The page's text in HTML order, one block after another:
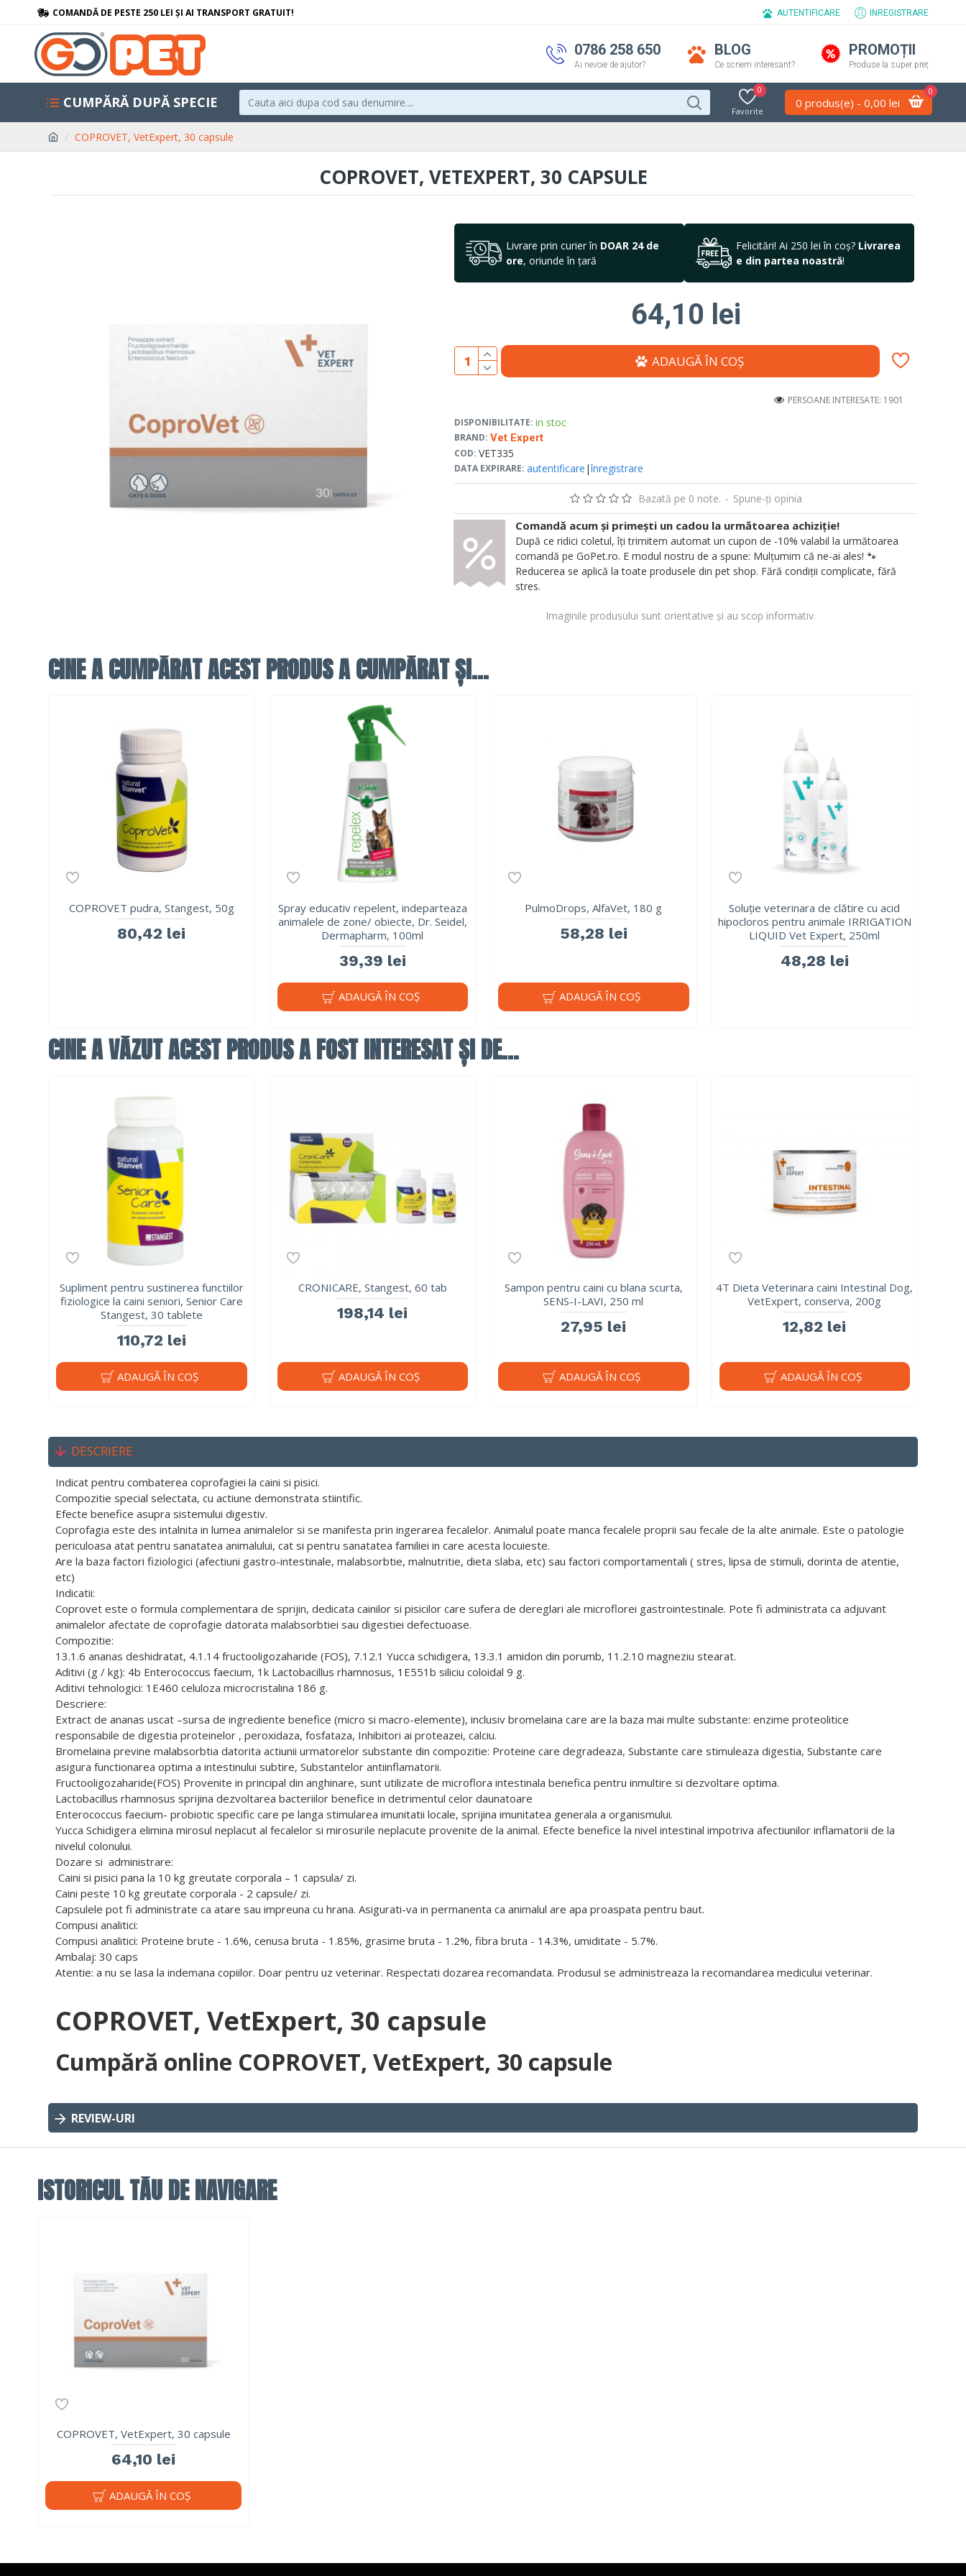
COMANDĂ DE PESTE 250 LEI ȘI AI TRANSPORT GRATUIT! AUTENTIFICARE INREGISTRARE
0786 258 650
Ai nevoie de ajutor?
BLOG
Ce scriem interesant?
PROMOȚII
Produse la super preț
CUMPĂRĂ DUPĂ SPECIE
Favorite
0
0 produs(e) - 0,00 lei
0
COPROVET, VetExpert, 30 capsule
COPROVET, VETEXPERT, 30 CAPSULE
Livrare prin curier în DOAR 24 de
ore, oriunde în țară
Felicitări! Ai 250 lei în coș? Livrarea
e din partea noastră!
DISPONIBILITATE: in stoc
BRAND: Vet Expert
COD: VET335
DATA EXPIRARE: autentificare |înregistrare
PERSOANE INTERESATE: 1901
Bazată pe 0 note. - Spune-ţi opinia
64,10 lei
ADAUGĂ ÎN COŞ
Imaginile produsului sunt orientative și au scop informativ.
Comandă acum și primești un cadou la următoarea achiziție!
După ce ridici coletul, îți trimitem automat un cupon de -10% valabil la următoarea
comandă pe GoPet.ro. E modul nostru de a spune: Mulțumim că ne-ai ales! 🐾
Reducerea se aplică la toate produsele din pet shop. Fără condiții complicate, fără
stres.
CINE A CUMPĂRAT ACEST PRODUS A CUMPĂRAT ȘI...
COPROVET pudra, Stangest, 50g
80,42 lei
Spray educativ repelent, indeparteaza
animalele de zone/ obiecte, Dr. Seidel,
Dermapharm, 100ml
39,39 lei
ADAUGĂ ÎN COŞ
PulmoDrops, AlfaVet, 180 g
58,28 lei
ADAUGĂ ÎN COŞ
Soluție veterinara de clătire cu acid
hipocloros pentru animale IRRIGATION
LIQUID Vet Expert, 250ml
48,28 lei
CINE A VĂZUT ACEST PRODUS A FOST INTERESAT ȘI DE...
Supliment pentru sustinerea functiilor
fiziologice la caini seniori, Senior Care
Stangest, 30 tablete
110,72 lei
ADAUGĂ ÎN COŞ
CRONICARE, Stangest, 60 tab
198,14 lei
ADAUGĂ ÎN COŞ
Sampon pentru caini cu blana scurta,
SENS-I-LAVI, 250 ml
27,95 lei
ADAUGĂ ÎN COŞ
4T Dieta Veterinara caini Intestinal Dog,
VetExpert, conserva, 200g
12,82 lei
ADAUGĂ ÎN COŞ
DESCRIERE
Indicat pentru combaterea coprofagiei la caini si pisici.
Compozitie special selectata, cu actiune demonstrata stiintific.
Efecte benefice asupra sistemului digestiv.
Coprofagia este des intalnita in lumea animalelor si se manifesta prin ingerarea fecalelor. Animalul poate manca fecalele proprii sau fecale de la alte animale. Este o patologie
periculoasa atat pentru sanatatea animalului, cat si pentru sanatatea familiei in care acesta locuieste.
Are la baza factori fiziologici (afectiuni gastro-intestinale, malabsorbtie, malnutritie, dieta slaba, etc) sau factori comportamentali ( stres, lipsa de stimuli, dorinta de atentie,
etc)
Indicatii:
Coprovet este o formula complementara de sprijin, dedicata cainilor si pisicilor care sufera de dereglari ale microflorei gastrointestinale. Pote fi administrata ca adjuvant
animalelor afectate de coprofagie datorata malabsorbtiei sau digestiei defectuoase.
Compozitie:
13.1.6 ananas deshidratat, 4.1.14 fructooligozaharide (FOS), 7.12.1 Yucca schidigera, 13.3.1 amidon din porumb, 11.2.10 magneziu stearat.
Aditivi (g / kg): 4b Enterococcus faecium, 1k Lactobacillus rhamnosus, 1E551b siliciu coloidal 9 g.
Aditivi tehnologici: 1E460 celuloza microcristalina 186 g.
Descriere:
Extract de ananas uscat –sursa de ingrediente benefice (micro si macro-elemente), inclusiv bromelaina care are la baza mai multe substante: enzime proteolitice
responsabile de digestia proteinelor , peroxidaza, fosfataza, Inhibitori ai proteazei, calciu.
Bromelaina previne malabsorbtia datorita actiunii urmatorelor substante din compozitie: Proteine care degradeaza, Substante care stimuleaza digestia, Substante care
asigura functionarea optima a intestinului subtire, Substantelor antiinflamatorii.
Fructooligozaharide(FOS) Provenite in principal din anghinare, sunt utilizate de microflora intestinala benefica pentru inmultire si dezvoltare optima.
Lactobacillus rhamnosus sprijina dezvoltarea bacteriilor benefice in detrimentul celor daunatoare
Enterococcus faecium- probiotic specific care pe langa stimularea imunitatii locale, sprijina imunitatea generala a organismului.
Yucca Schidigera elimina mirosul neplacut al fecalelor si mirosurile neplacute provenite de la animal. Efecte benefice la nivel intestinal impotriva afectiunilor inflamatorii de la
nivelul colonului.
Dozare si administrare:
Caini si pisici pana la 10 kg greutate corporala – 1 capsula/ zi.
Caini peste 10 kg greutate corporala - 2 capsule/ zi.
Capsulele pot fi administrate ca atare sau impreuna cu hrana. Asigurati-va in permanenta ca animalul are apa proaspata pentru baut.
Compusi analitici:
Compusi analitici: Proteine brute - 1.6%, cenusa bruta - 1.85%, grasime bruta - 1.2%, fibra bruta - 14.3%, umiditate - 5.7%.
Ambalaj: 30 caps
Atentie: a nu se lasa la indemana copiilor. Doar pentru uz veterinar. Respectati dozarea recomandata. Produsul se administreaza la recomandarea medicului veterinar.
COPROVET, VetExpert, 30 capsule
Cumpără online COPROVET, VetExpert, 30 capsule
REVIEW-URI
ISTORICUL TĂU DE NAVIGARE
COPROVET, VetExpert, 30 capsule
64,10 lei
ADAUGĂ ÎN COŞ